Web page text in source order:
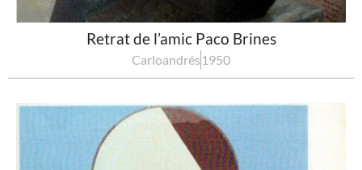
Retrat de l’amic Paco Brines
Carloandrés 1950